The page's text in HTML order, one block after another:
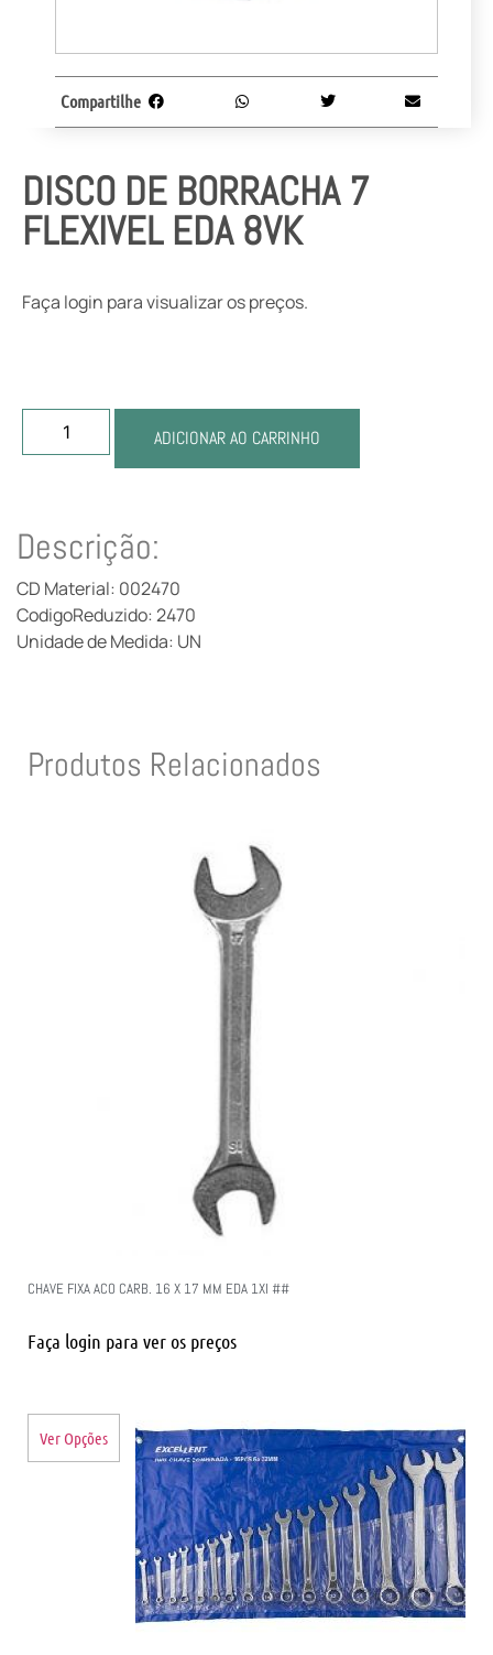
DISCO DE BORRACHA 7
FLEXIVEL EDA 8VK
Faça login para visualizar os preços.
ADICIONAR AO CARRINHO
Compartilhe
Descrição:
CD Material: 002470
CodigoReduzido: 2470
Unidade de Medida: UN
Produtos Relacionados
CHAVE FIXA ACO CARB. 16 X 17 MM EDA 1XI ##
Faça login para ver os preços
Ver Opções